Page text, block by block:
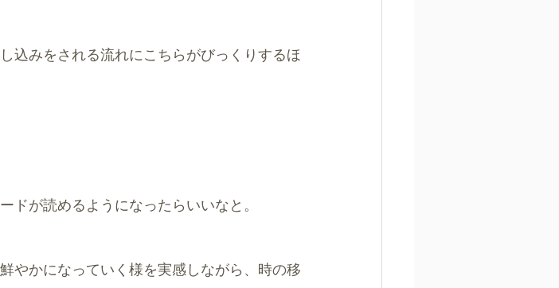
込みをされる流れにこちらがびっくりするほ
ドが読めるようになったらいいなと。
やかになっていく様を実感しながら、時の移